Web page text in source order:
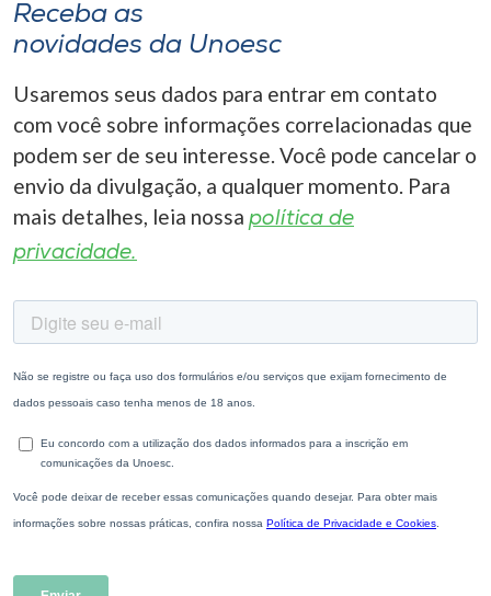
Receba as
novidades da Unoesc
Usaremos seus dados para entrar em contato
com você sobre informações correlacionadas que
podem ser de seu interesse. Você pode cancelar o
envio da divulgação, a qualquer momento. Para
mais detalhes, leia nossa política de
privacidade.